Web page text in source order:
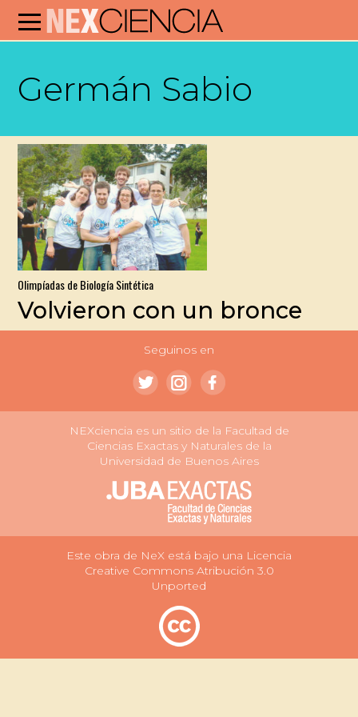
Germán Sabio
Olimpíadas de Biología Sintética
Volvieron con un bronce
Seguinos en
NEXciencia es un sitio de la Facultad de
Ciencias Exactas y Naturales de la
Universidad de Buenos Aires
Este obra de NeX está bajo una Licencia
Creative Commons Atribución 3.0
Unported